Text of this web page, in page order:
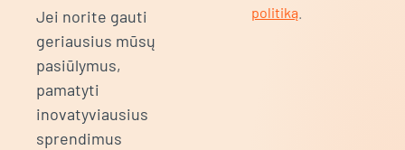
Jei norite gauti
geriausius mūsų
pasiūlymus,
pamatyti
inovatyviausius
sprendimus
politiką